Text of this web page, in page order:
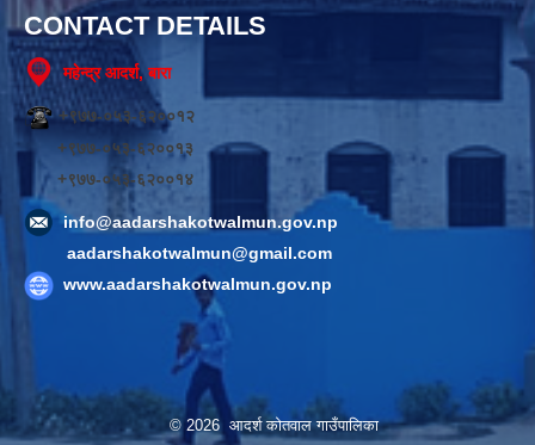
CONTACT DETAILS
महेन्द्र आदर्श, बारा
+९७७-०५३-६२००१२
+९७७-०५३-६२००१३
+९७७-०५३-६२००१४
info@aadarshakotwalmun.gov.np
aadarshakotwalmun@gmail.com
www.aadarshakotwalmun.gov.np
© 2026 आदर्श कोतवाल गाउँपालिका